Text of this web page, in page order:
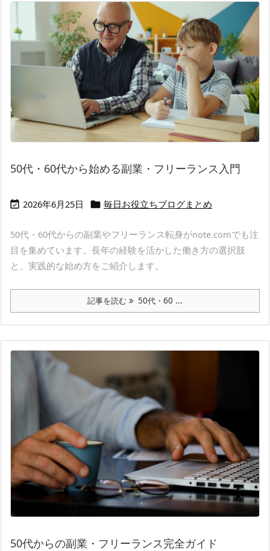
50代・60代から始める副業・フリーランス入門
 2026年6月25日  毎日お役立ちブログまとめ
50代・60代からの副業やフリーランス転身がnote.comでも注
目を集めています。長年の経験を活かした働き方の選択肢
と、実践的な始め方をご紹介します。
記事を読む 50代・60 ...
50代からの副業・フリーランス完全ガイド